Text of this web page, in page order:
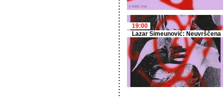
19:00
Lazar Simeunović: Neuvrščena